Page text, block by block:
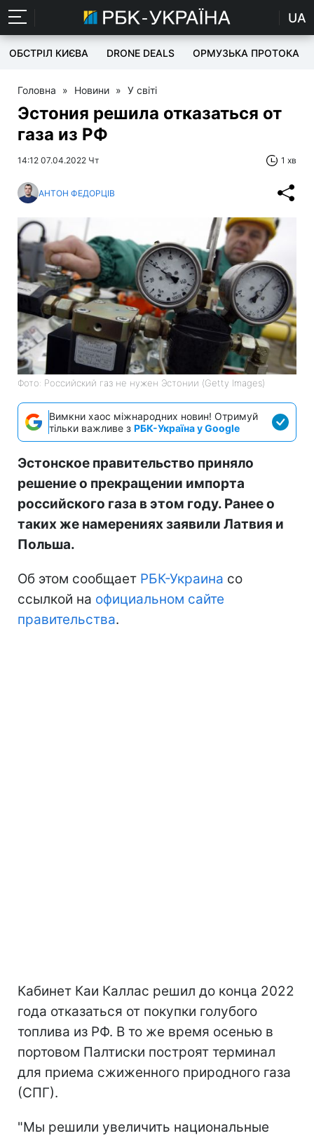
UA
ОБСТРІЛ КИЄВА DRONE DEALS ОРМУЗЬКА ПРОТОКА
Головна » Новини » У світі
Эстония решила отказаться от
газа из РФ
14:12 07.04.2022 Чт 1 хв
АНТОН ФЕДОРЦІВ
Фото: Российский газ не нужен Эстонии (Getty Images)
Вимкни хаос міжнародних новин! Отримуй
тільки важливе з РБК-Україна у Google
Эстонское правительство приняло
решение о прекращении импорта
российского газа в этом году. Ранее о
таких же намерениях заявили Латвия и
Польша.
Об этом сообщает РБК-Украина со
ссылкой на официальном сайте
правительства.
Кабинет Каи Каллас решил до конца 2022
года отказаться от покупки голубого
топлива из РФ. В то же время осенью в
портовом Палтиски построят терминал
для приема сжиженного природного газа
(СПГ).
"Мы решили увеличить национальные